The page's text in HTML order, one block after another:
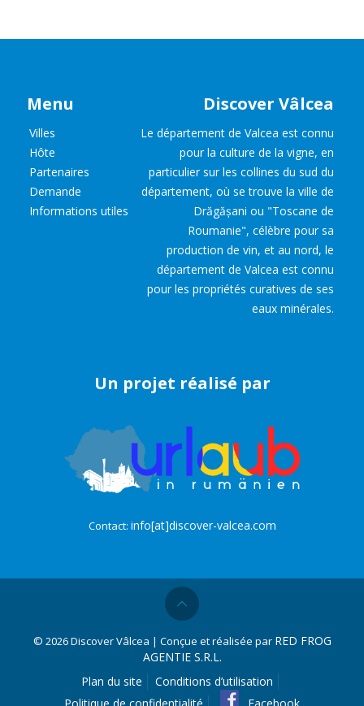
Menu
Villes
Hôte
Partenaires
Demande
Informations utiles
Discover Vâlcea
Le département de Valcea est connu
pour la culture de la vigne, en
particulier sur les collines du sud du
département, où se trouve la ville de
Drăgășani ou "Toscane de
Roumanie", célèbre pour sa
production de vin, et au nord, le
département de Valcea est connu
pour les propriétés curatives de ses
eaux minérales.
Un projet réalisé par
Contact: info[at]discover-valcea.com
© 2026 Discover Vâlcea | Conçue et réalisée par RED FROG
AGENTIE S.R.L.
Plan du site
Conditions d’utilisation